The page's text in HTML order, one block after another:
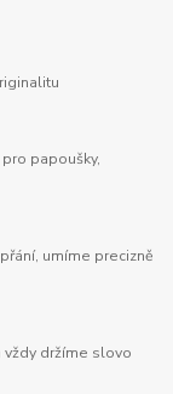
papoušky,
umíme precizně
vždy držíme slovo